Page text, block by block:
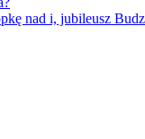
nad i, jubileusz